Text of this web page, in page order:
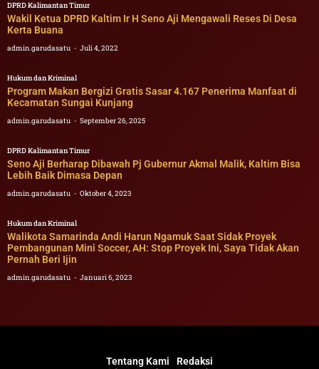
DPRD Kalimantan Timur
Wakil Ketua DPRD Kaltim Ir H Seno Aji Mengawali Reses Di Desa
Kerta Buana
admin.garudasatu Juli 4, 2022
Hukum dan Kriminal
Program Makan Bergizi Gratis Sasar 4.167 Penerima Manfaat di
Kecamatan Sungai Kunjang
admin.garudasatu September 26, 2025
DPRD Kalimantan Timur
Seno Aji Berharap Dibawah Pj Gubernur Akmal Malik, Kaltim Bisa
Lebih Baik Dimasa Depan
admin.garudasatu Oktober 4, 2023
Hukum dan Kriminal
Walikota Samarinda Andi Harun Ngamuk Saat Sidak Proyek
Pembangunan Mini Soccer, AH: Stop Proyek Ini, Saya Tidak Akan
Pernah Beri Ijin
admin.garudasatu Januari 6, 2023
Tentang Kami Redaksi